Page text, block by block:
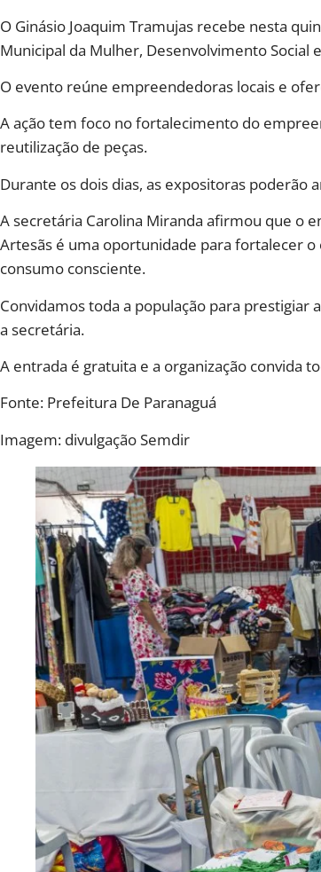
O Ginásio Joaquim Tramujas recebe nesta
Municipal da Mulher, Desenvolvimento Social
O evento reúne empreendedoras locais e
A ação tem foco no fortalecimento do
reutilização de peças.
Durante os dois dias, as expositoras poderão
A secretária Carolina Miranda afirmou que o
Artesãs é uma oportunidade para fortalecer
consumo consciente.
Convidamos toda a população para prestigiar
a secretária.
A entrada é gratuita e a organização convida
Fonte: Prefeitura De Paranaguá
Imagem: divulgação Semdir